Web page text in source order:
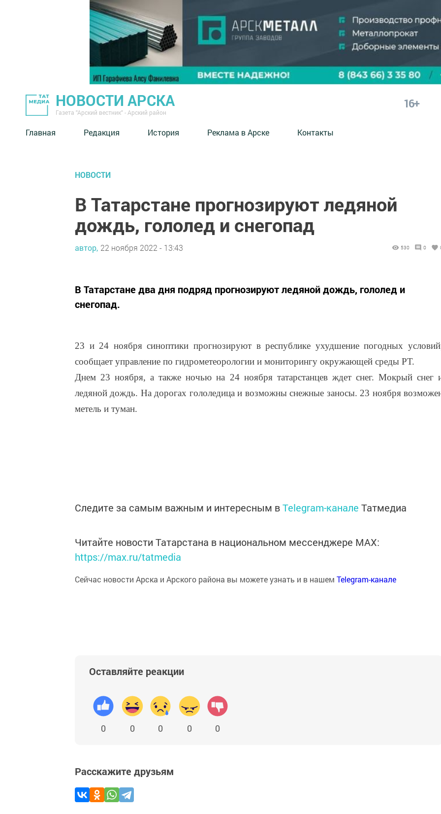
НОВОСТИ АРСКА
Газета "Арский вестник" - Арский район
16+
Главная Редакция История Реклама в Арске Контакты
НОВОСТИ
В Татарстане прогнозируют ледяной
дождь, гололед и снегопад
автор, 22 ноября 2022 - 13:43 530 0
В Татарстане два дня подряд прогнозируют ледяной дождь, гололед и
снегопад.
23 и 24 ноября синоптики прогнозируют в республике ухудшение погодных
сообщает управление по гидрометеорологии и мониторингу окружающей среды РТ.
Днем 23 ноября, а также ночью на 24 ноября татарстанцев ждет снег. Мокрый снег
ледяной дождь. На дорогах гололедица и возможны снежные заносы. 23 ноября
метель и туман.
Следите за самым важным и интересным вTelegram-канале Татмедиа
Читайте новости Татарстана в национальном мессенджере MАХ:
https://max.ru/tatmedia
Сейчас новости Арска и Арского района вы можете узнать и в нашем Telegram-канале
Оставляйте реакции
0 0 0 0 0
Расскажите друзьям